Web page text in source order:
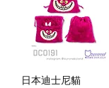
日本迪士尼貓